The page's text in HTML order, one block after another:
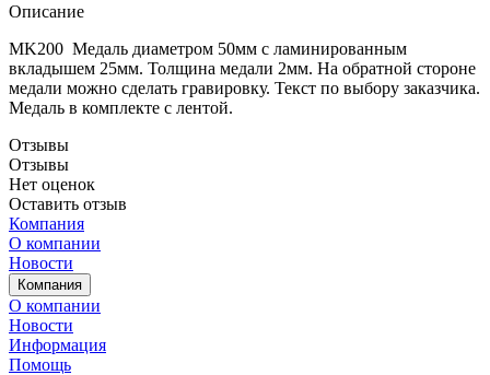
Описание
МK200 Медаль диаметром 50мм с ламинированным
вкладышем 25мм. Толщина медали 2мм. На обратной стороне
медали можно сделать гравировку. Текст по выбору заказчика.
Медаль в комплекте с лентой.
Отзывы
Отзывы
Нет оценок
Оставить отзыв
Компания
О компании
Новости
Компания
О компании
Новости
Информация
Помощь